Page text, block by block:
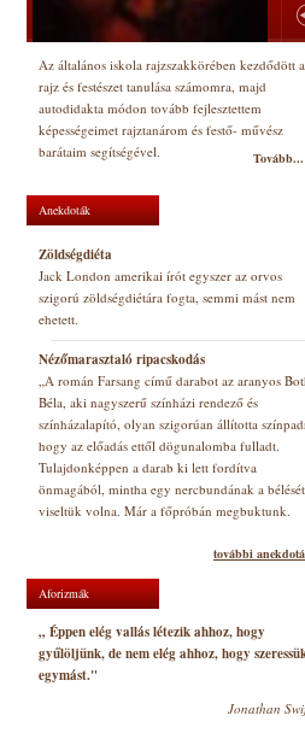
Az általános iskola rajzszakkörében kezdődött a
rajz és festészet tanulása számomra, majd
autodidakta módon tovább fejlesztettem
képességeimet rajztanárom és festő- művész
barátaim segítségével.
Tovább...
Anekdoták
Zöldségdiéta
Jack London amerikai írót egyszer az orvos
szigorú zöldségdiétára fogta, semmi mást nem
ehetett.
Nézőmarasztaló ripacskodás
„A román Farsang című darabot az aranyos
Béla, aki nagyszerű színházi rendező és
színházalapító, olyan szigorúan állította
hogy az előadás ettől dögunalomba fulladt.
Tulajdonképpen a darab ki lett fordítva
önmagából, mintha egy nercbundának a bélését
viseltük volna. Már a főpróbán megbuktunk.
további
Aforizmák
„ Éppen elég vallás létezik ahhoz, hogy
gyűlöljünk, de nem elég ahhoz, hogy
egymást."
Jonathan